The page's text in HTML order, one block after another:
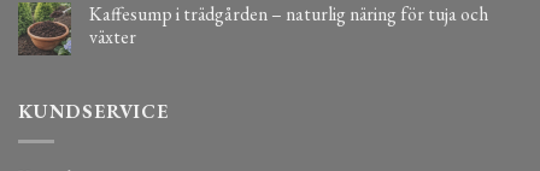
Kaffesump i trädgården – naturlig näring för tuja och
växter
KUNDSERVICE